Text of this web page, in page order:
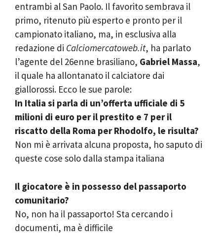
entrambi al San Paolo. Il favorito sembrava il
primo, ritenuto più esperto e pronto per il
campionato italiano, ma, in esclusiva alla
redazione di Calciomercatoweb.it, ha parlato
l’agente del 26enne brasiliano, Gabriel Massa,
il quale ha allontanato il calciatore dai
giallorossi. Ecco le sue parole:
In Italia si parla di un’offerta ufficiale di 5
milioni di euro per il prestito e 7 per il
riscatto della Roma per Rhodolfo, le risulta?
Non mi è arrivata alcuna proposta, ho saputo di
queste cose solo dalla stampa italiana
Il giocatore è in possesso del passaporto
comunitario?
No, non ha il passaporto! Sta cercando i
documenti, ma è difficile